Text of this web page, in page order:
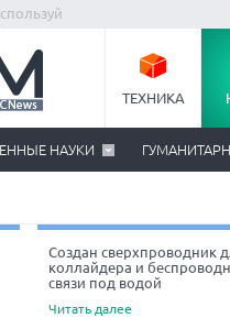
ТЕХНИКА
НАУКИ
Создан сверхпроводник
коллайдера и
связи под водой
Читать далее